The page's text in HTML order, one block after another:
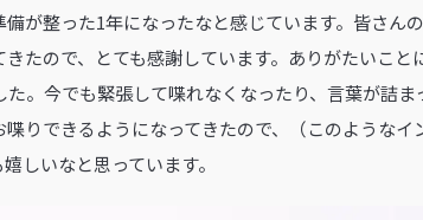
が整った1年になったなと感じています。皆さん
たので、とても感謝しています。ありがたいこ
。今でも緊張して喋れなくなったり、言葉が詰
りできるようになってきたので、（このような
しいなと思っています。